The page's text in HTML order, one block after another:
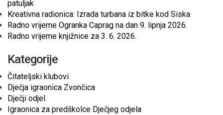
patuljak
Kreativna radionica: Izrada turbana iz bitke kod Siska
Radno vrijeme Ogranka Caprag na dan 9. lipnja 2026.
Radno vrijeme knjižnice za 3. 6. 2026.
Kategorije
Čitateljski klubovi
Dječja igraonica Zvončica
Dječji odjel
Igraonica za predškolce Dječjeg odjela